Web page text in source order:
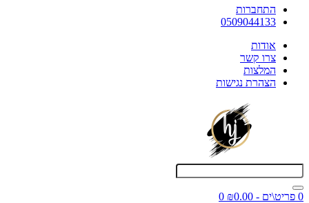
התחברות
0509044133
אודות
צרו קשר
המלצות
הצהרת נגישות
0 פריט\ים - ₪0.00
0